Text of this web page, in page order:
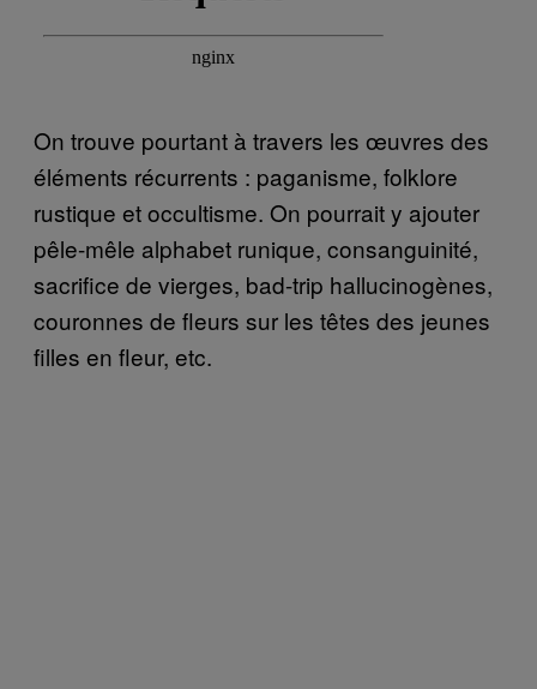
On trouve pourtant à travers les œuvres des
éléments récurrents : paganisme, folklore
rustique et occultisme. On pourrait y ajouter
pêle-mêle alphabet runique, consanguinité,
sacrifice de vierges, bad-trip hallucinogènes,
couronnes de fleurs sur les têtes des jeunes
filles en fleur, etc.